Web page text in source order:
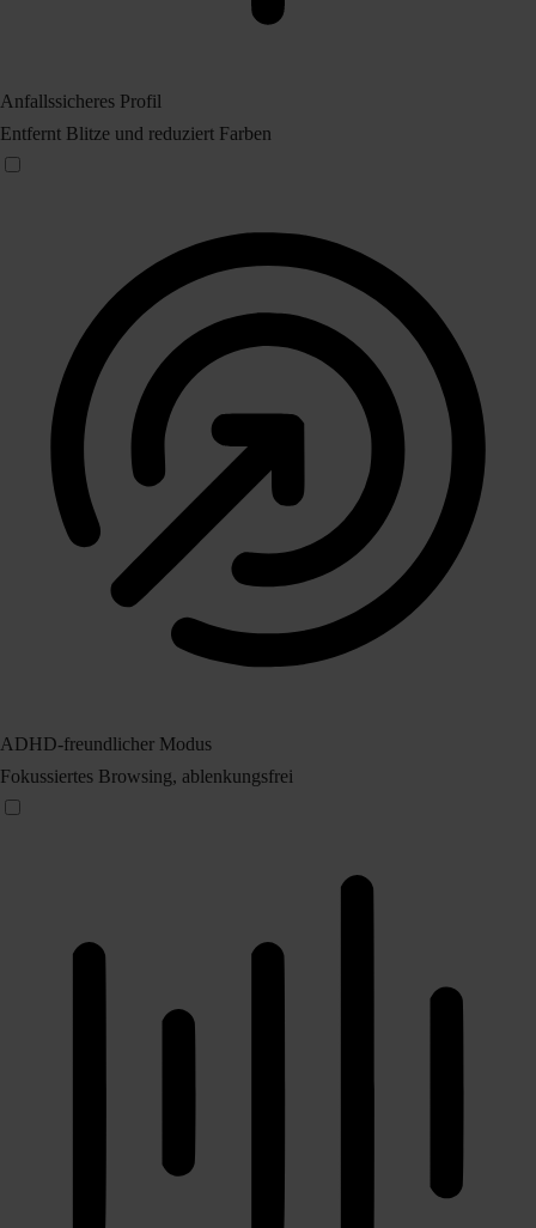
Anfallssicheres Profil
Entfernt Blitze und reduziert Farben
ADHD-freundlicher Modus
Fokussiertes Browsing, ablenkungsfrei